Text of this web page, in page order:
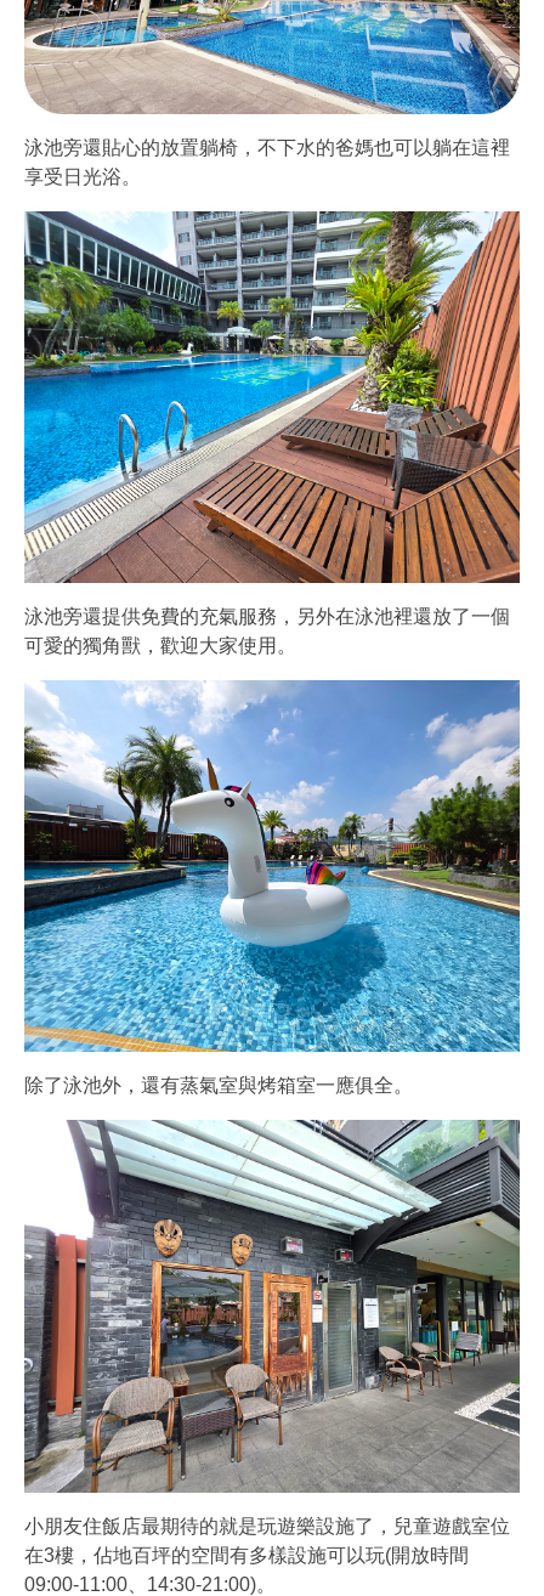
泳池旁還貼心的放置躺椅，不下水的爸媽也可以躺在這裡
享受日光浴。
泳池旁還提供免費的充氣服務，另外在泳池裡還放了一個
可愛的獨角獸，歡迎大家使用。
除了泳池外，還有蒸氣室與烤箱室一應俱全。
小朋友住飯店最期待的就是玩遊樂設施了，兒童遊戲室位
在3樓，佔地百坪的空間有多樣設施可以玩(開放時間
09:00-11:00、14:30-21:00)。